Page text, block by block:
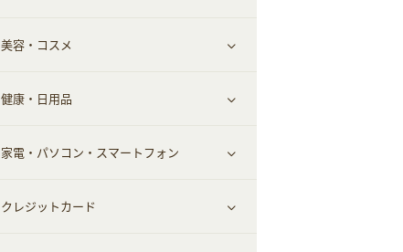
デパート・スーパー
ファッション
インナー・下着
靴・フットウェア
小物・かばん
すべて見る
グルメ
ドリンク
お酒
美容・コスメ
すべて見る
スキンケア
メイクアップ
健康・日用品
すべて見る
健康食品｜青汁・飲料
家電・パソコン・スマートフォン
すべて見る
クレジットカード